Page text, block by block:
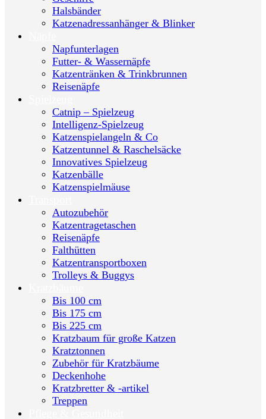
Halsbänder
Katzenadressanhänger & Blinker
Napfunterlagen
Futter- & Wassernäpfe
Katzentränken & Trinkbrunnen
Reisenäpfe
Catnip – Spielzeug
Intelligenz-Spielzeug
Katzenspielangeln & Co
Katzentunnel & Raschelsäcke
Innovatives Spielzeug
Katzenbälle
Katzenspielmäuse
Autozubehör
Katzentragetaschen
Reisenäpfe
Falthütten
Katzentransportboxen
Trolleys & Buggys
Bis 100 cm
Bis 175 cm
Bis 225 cm
Kratzbaum für große Katzen
Kratztonnen
Zubehör für Kratzbäume
Deckenhohe
Kratzbretter & -artikel
Treppen